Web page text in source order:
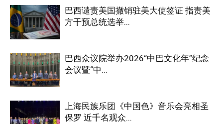
巴西谴责美国撤销驻美大使签证 指责美
方干预总统选举...
巴西众议院举办2026“中巴文化年”纪念
会议暨“中...
上海民族乐团《中国色》音乐会亮相圣
保罗 近千名观众...